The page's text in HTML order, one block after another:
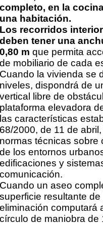
completo, en la
una habitación.
Los recorridos
deben tener una
0,80 m que permita
de mobiliario de cada
Cuando la vivienda se
niveles, dispondrá de
vertical
libre de
plataforma elevadora
lascaracterísticas
68/2000, de 11 de
normastécnicas sobre
de los entornos
edificaciones y
comunicación.
Cuando un aseo
superficie resultante
eliminacióncomputará
círculo de maniobra de